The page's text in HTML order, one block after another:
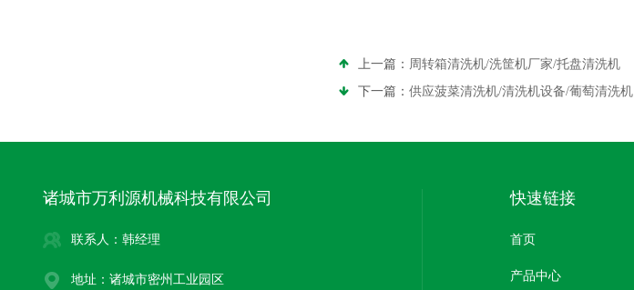
上一篇： 周转箱清洗机/洗筐机厂家/托盘清洗机
下一篇： 供应菠菜清洗机/清洗机设备/葡萄清洗机
诸城市万利源机械科技有限公司
联系人：韩经理
地址：诸城市密州工业园区
快速链接
首页
产品中心